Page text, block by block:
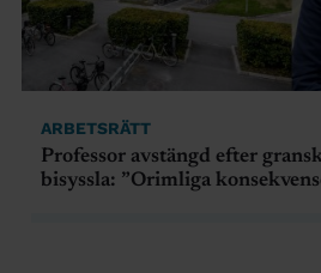
ARBETSRÄTT
Professor avstängd efter
bisyssla: ”Orimliga